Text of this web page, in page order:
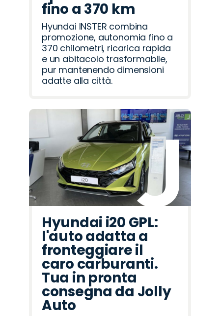
fino a 370 km
Hyundai INSTER combina
promozione, autonomia fino a
370 chilometri, ricarica rapida
e un abitacolo trasformabile,
pur mantenendo dimensioni
adatte alla città.
Hyundai i20 GPL:
l'auto adatta a
fronteggiare il
caro carburanti.
Tua in pronta
consegna da Jolly
Auto